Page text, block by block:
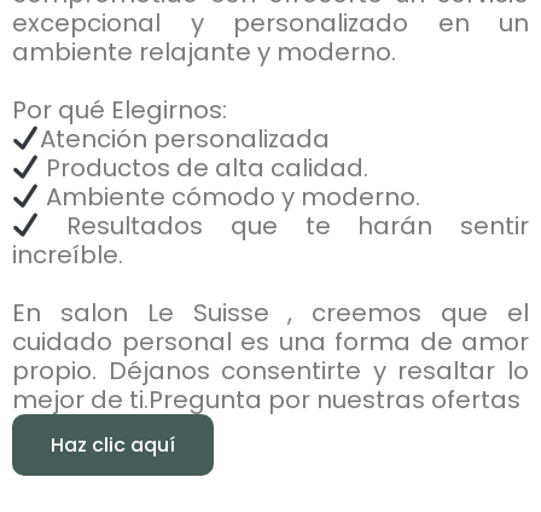
excepcional y personalizado en un
ambiente relajante y moderno.
Por qué Elegirnos:
Atención personalizada
Productos de alta calidad.
Ambiente cómodo y moderno.
Resultados que te harán sentir
increíble.
En salon Le Suisse , creemos que el
cuidado personal es una forma de amor
propio. Déjanos consentirte y resaltar lo
mejor de ti.Pregunta por nuestras ofertas
Haz clic aquí